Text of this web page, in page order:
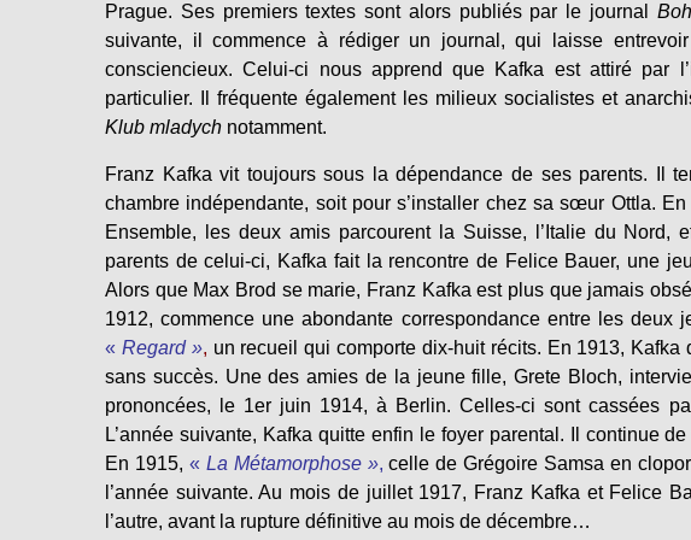
Prague. Ses premiers textes sont alors publiés par le journal
suivante, il commence à rédiger un journal, qui laisse
consciencieux. Celui-ci nous apprend que Kafka est attiré par
particulier. Il fréquente également les milieux socialistes et
Klub mladych notamment.
Franz Kafka vit toujours sous la dépendance de ses parents. Il
chambre indépendante, soit pour s’installer chez sa sœur Ottla.
Ensemble, les deux amis parcourent la Suisse, l’Italie du Nord,
parents de celui-ci, Kafka fait la rencontre de Felice Bauer, une
Alors que Max Brod se marie, Franz Kafka est plus que jamais
1912, commence une abondante correspondance entre les deux
« Regard », un recueil qui comporte dix-huit récits. En 1913,
sans succès. Une des amies de la jeune fille, Grete Bloch,
prononcées, le 1er juin 1914, à Berlin. Celles-ci sont cassées
L’année suivante, Kafka quitte enfin le foyer parental. Il continue
En 1915, « La Métamorphose », celle de Grégoire Samsa en
l’année suivante. Au mois de juillet 1917, Franz Kafka et Felice
l’autre, avant la rupture définitive au mois de décembre…